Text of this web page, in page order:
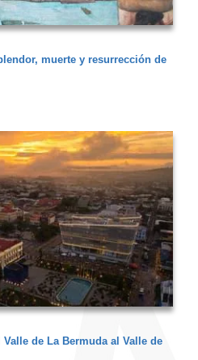
muerte y resurrección de
de La Bermuda al Valle de